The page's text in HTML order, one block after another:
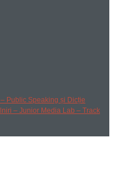
Public Speaking și Dicție
– Junior Media Lab – Track